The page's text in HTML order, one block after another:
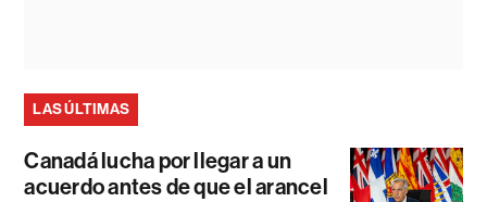
LAS ÚLTIMAS
Canadá lucha por llegar a un
acuerdo antes de que el arancel